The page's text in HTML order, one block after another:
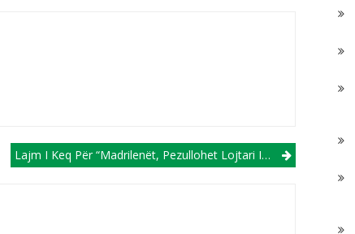
Lajm I Keq Për “madrilenët, Pezullohet Lojtari I Tyre Më I Mirë, Belligham